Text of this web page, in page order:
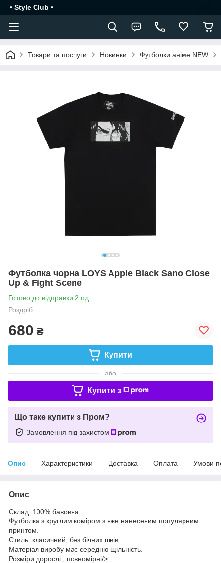
• Style Club •
Товари та послуги Новинки Футболки аніме NEW
Футболка чорна LOYS Apple Black Sano Close
Up & Fight Scene
Готово до відправки 2 од.
Роздріб
680 ₴
Купити
або
Купити з
Що таке купити з Пром?
Замовлення під захистом
Опис Характеристики Доставка Оплата Умови
Опис
Склад: 100% бавовна
Футболка з круглим коміром з вже нанесеним популярним
принтом.
Стиль: класичний, без бічних швів.
Матеріал виробу має середню щільність.
Розміри дорослі , повномірні/>